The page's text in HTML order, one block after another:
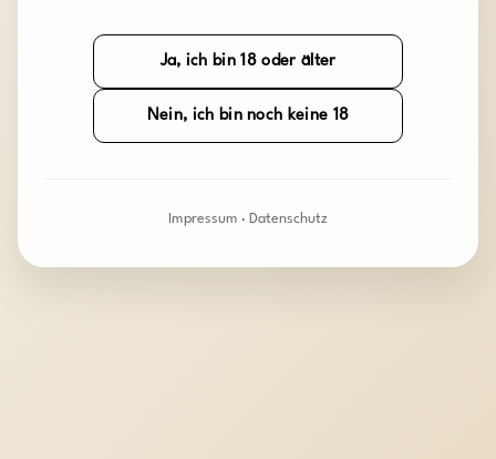
Ja, ich bin 18 oder älter
Nein, ich bin noch keine 18
Impressum · Datenschutz